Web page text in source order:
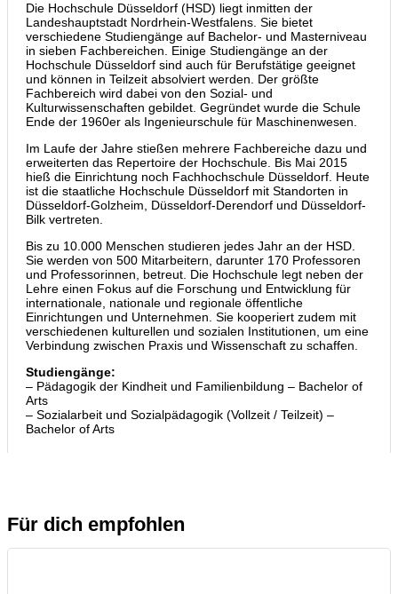
Die Hochschule Düsseldorf (HSD) liegt inmitten der
Landeshauptstadt Nordrhein-Westfalens. Sie bietet
verschiedene Studiengänge auf Bachelor- und Masterniveau
in sieben Fachbereichen. Einige Studiengänge an der
Hochschule Düsseldorf sind auch für Berufstätige geeignet
und können in Teilzeit absolviert werden. Der größte
Fachbereich wird dabei von den Sozial- und
Kulturwissenschaften gebildet. Gegründet wurde die Schule
Ende der 1960er als Ingenieurschule für Maschinenwesen.
Im Laufe der Jahre stießen mehrere Fachbereiche dazu und
erweiterten das Repertoire der Hochschule. Bis Mai 2015
hieß die Einrichtung noch Fachhochschule Düsseldorf. Heute
ist die staatliche Hochschule Düsseldorf mit Standorten in
Düsseldorf-Golzheim, Düsseldorf-Derendorf und Düsseldorf-
Bilk vertreten.
Bis zu 10.000 Menschen studieren jedes Jahr an der HSD.
Sie werden von 500 Mitarbeitern, darunter 170 Professoren
und Professorinnen, betreut. Die Hochschule legt neben der
Lehre einen Fokus auf die Forschung und Entwicklung für
internationale, nationale und regionale öffentliche
Einrichtungen und Unternehmen. Sie kooperiert zudem mit
verschiedenen kulturellen und sozialen Institutionen, um eine
Verbindung zwischen Praxis und Wissenschaft zu schaffen.
Studiengänge:
– Pädagogik der Kindheit und Familienbildung – Bachelor of
Arts
– Sozialarbeit und Sozialpädagogik (Vollzeit / Teilzeit) –
Bachelor of Arts
Für dich empfohlen